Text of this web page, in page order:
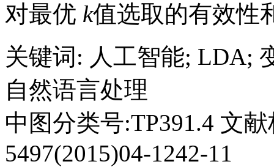
对最优 k值选取的有效性
关键词 : 人工智能; LDA;
自然语言处理
中图分类号:TP391.4 文
5497(2015)04-1242-11